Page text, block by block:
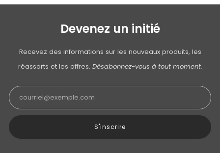
Devenez un initié
Recevez des informations sur les nouveaux produits, les
réassorts et les offres. Désabonnez-vous à tout moment.
S'inscrire